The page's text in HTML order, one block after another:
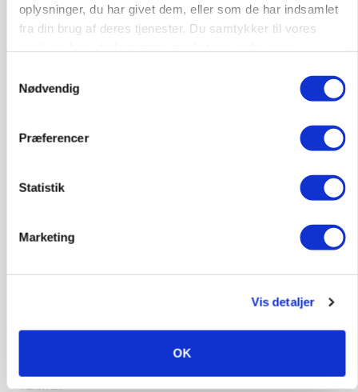
oplysninger, du har givet dem, eller som de har indsamlet
fra din brug af deres tjenester. Du samtykker til vores
Nødvendig
Præferencer
Statistik
Marketing
Vis detaljer
OK
Alsidig Håndværker søges
2730, Herlev 10. aug.